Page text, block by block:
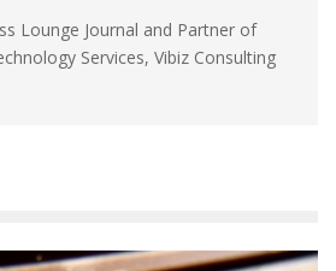
Lounge Journal and Partner of
Services, Vibiz Consulting